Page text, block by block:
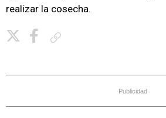
realizar la cosecha.
Publicidad